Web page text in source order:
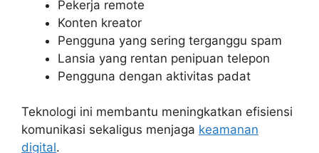
Pekerja remote
Konten kreator
Pengguna yang sering terganggu spam
Lansia yang rentan penipuan telepon
Pengguna dengan aktivitas padat
Teknologi ini membantu meningkatkan efisiensi
komunikasi sekaligus menjaga keamanan
digital.